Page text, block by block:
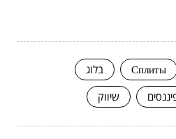
Сплиты
בלוג
שיווק